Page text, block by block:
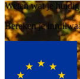
Weten wat je
Bereken je